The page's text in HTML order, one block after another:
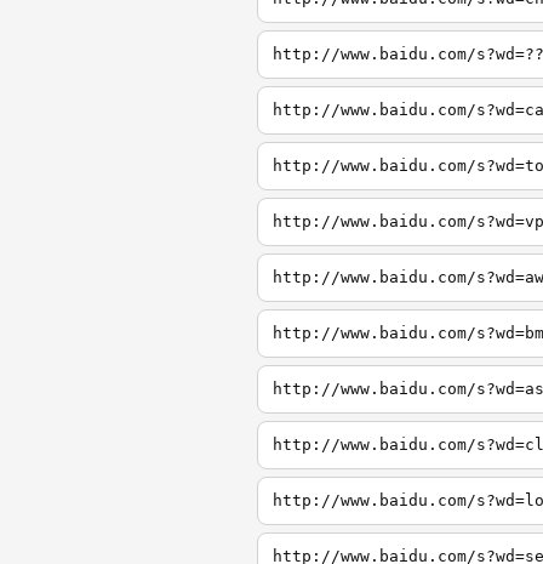
http://www.baidu.com/
http://www.baidu.com/
http://www.baidu.com/
http://www.baidu.com/
http://www.baidu.com/
http://www.baidu.com/
http://www.baidu.com/
http://www.baidu.com/
http://www.baidu.com/
http://www.baidu.com/